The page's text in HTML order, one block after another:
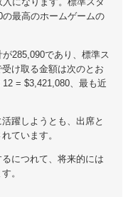
最高のホームゲームの
285,090であり、標準ス
け取る金額は次のとお
= $3,421,080、最も近
躍しようとも、出席と
ています。
につれて、将来的には
。